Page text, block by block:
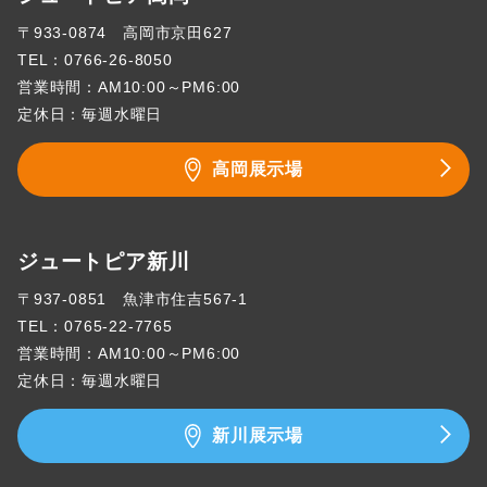
〒933-0874 高岡市京田627
TEL：0766-26-8050
営業時間：AM10:00～PM6:00
定休日：毎週水曜日
高岡展示場
ジュートピア新川
〒937-0851 魚津市住吉567-1
TEL：0765-22-7765
営業時間：AM10:00～PM6:00
定休日：毎週水曜日
新川展示場